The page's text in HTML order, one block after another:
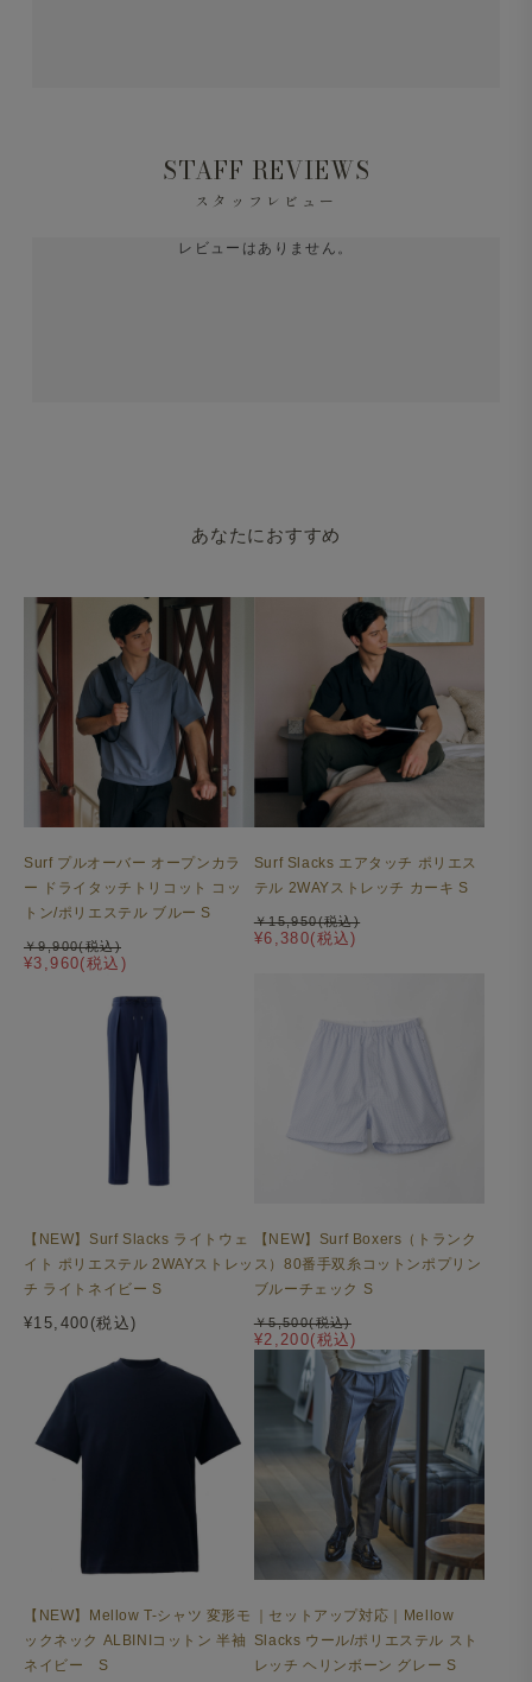
STAFF REVIEWS
スタッフレビュー
レビューはありません。
あなたにおすすめ
Surf プルオーバー オープンカラ
ー ドライタッチトリコット コッ
トン/ポリエステル ブルー S
¥3,960(税込)
￥9,900(税込)
Surf Slacks エアタッチ ポリエス
テル 2WAYストレッチ カーキ S
¥6,380(税込)
￥15,950(税込)
【NEW】Surf Slacks ライトウェ
イト ポリエステル 2WAYストレッ
チ ライトネイビー S
¥15,400(税込)
【NEW】Surf Boxers（トランク
ス）80番手双糸コットンポプリン
ブルーチェック S
¥2,200(税込)
￥5,500(税込)
【NEW】Mellow T-シャツ 変形モ
ックネック ALBINIコットン 半袖
ネイビー S
｜セットアップ対応｜Mellow
Slacks ウール/ポリエステル スト
レッチ ヘリンボーン グレー S